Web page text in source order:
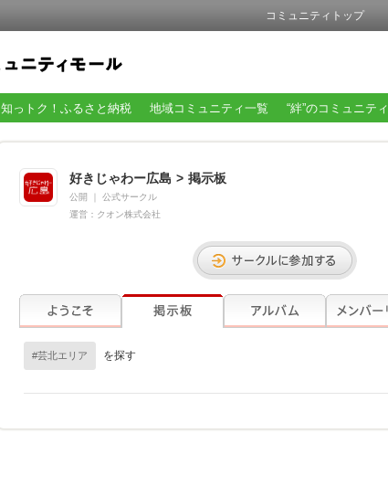
コミュニティトップ
知っトク！ふるさと納税 地域コミュニティ一覧 “絆”のコミュニティ
好きじゃわー広島 > 掲示板
公開
公式サークル
運営： クオン株式会社
#芸北エリア​ を探す